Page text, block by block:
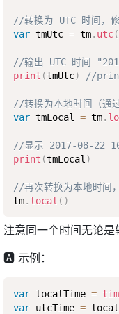
//转换为 UTC 时间，
var tmUtc = tm. utc(
//输出 UTC 时间
print (tmUtc) //
//转换为本地时间（通
var tmLocal = tm.
//显示 2017-08-22
print (tmLocal )
//再次转换为本地时间
tm. local ( )
注意同一个时间无论
🅰 示例：
var localTime =
var utcTime =